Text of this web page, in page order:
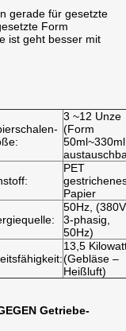
gerade für gesetzte
Form
ist geht besser mit
3 ~12 Unze
(Form
50ml~330ml
PET
Papier
50Hz, (380V
3-phasig,
50Hz)
13,5
(Gebläse –
Heißluft)
Getriebe-